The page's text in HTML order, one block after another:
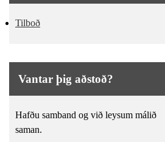
Tilboð
Vantar þig aðstoð?
Hafðu samband og við leysum málið
saman.